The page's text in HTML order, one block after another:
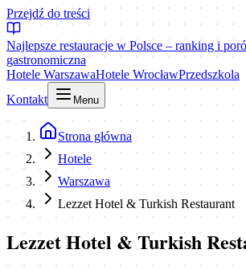
Przejdź do treści
Najlepsze restauracje w Polsce – ranking i
gastronomiczna
Hotele WarszawaHotele WrocławPrzedszkola
Kontakt
Menu
Strona główna
Hotele
Warszawa
Lezzet Hotel & Turkish Restaurant
Lezzet Hotel & Turkish